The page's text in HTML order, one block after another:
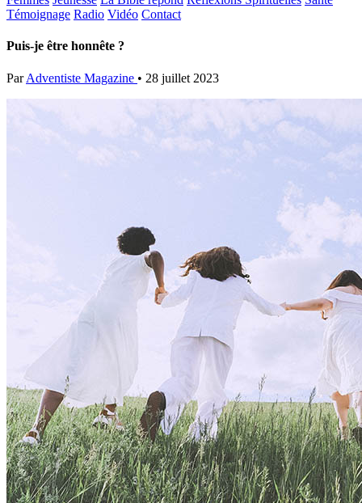
Témoignage Radio Vidéo Contact
Puis-je être honnête ?
Par Adventiste Magazine • 28 juillet 2023